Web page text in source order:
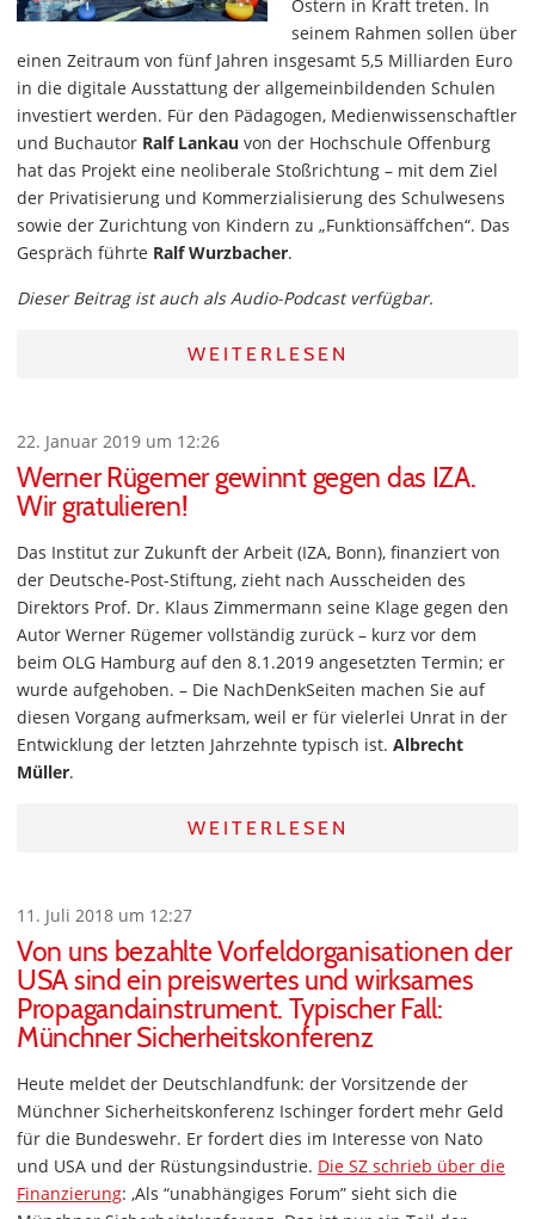
Ostern in Kraft treten. In
seinem Rahmen sollen über
einen Zeitraum von fünf Jahren insgesamt 5,5 Milliarden Euro
in die digitale Ausstattung der allgemeinbildenden Schulen
investiert werden. Für den Pädagogen, Medienwissenschaftler
und Buchautor Ralf Lankau von der Hochschule Offenburg
hat das Projekt eine neoliberale Stoßrichtung – mit dem Ziel
der Privatisierung und Kommerzialisierung des Schulwesens
sowie der Zurichtung von Kindern zu „Funktionsäffchen“. Das
Gespräch führte Ralf Wurzbacher.
Dieser Beitrag ist auch als Audio-Podcast verfügbar.
WEITERLESEN
22. Januar 2019 um 12:26
Werner Rügemer gewinnt gegen das IZA.
Wir gratulieren!
Das Institut zur Zukunft der Arbeit (IZA, Bonn), finanziert von
der Deutsche-Post-Stiftung, zieht nach Ausscheiden des
Direktors Prof. Dr. Klaus Zimmermann seine Klage gegen den
Autor Werner Rügemer vollständig zurück – kurz vor dem
beim OLG Hamburg auf den 8.1.2019 angesetzten Termin; er
wurde aufgehoben. – Die NachDenkSeiten machen Sie auf
diesen Vorgang aufmerksam, weil er für vielerlei Unrat in der
Entwicklung der letzten Jahrzehnte typisch ist. Albrecht
Müller.
WEITERLESEN
11. Juli 2018 um 12:27
Von uns bezahlte Vorfeldorganisationen der
USA sind ein preiswertes und wirksames
Propagandainstrument. Typischer Fall:
Münchner Sicherheitskonferenz
Heute meldet der Deutschlandfunk: der Vorsitzende der
Münchner Sicherheitskonferenz Ischinger fordert mehr Geld
für die Bundeswehr. Er fordert dies im Interesse von Nato
und USA und der Rüstungsindustrie. Die SZ schrieb über die
Finanzierung: ‚Als “unabhängiges Forum” sieht sich die